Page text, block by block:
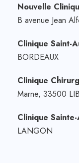
Nouvelle
B avenue Jean
Clinique Saint-
BORDEAUX
Clinique
Marne, 33500
Clinique
LANGON